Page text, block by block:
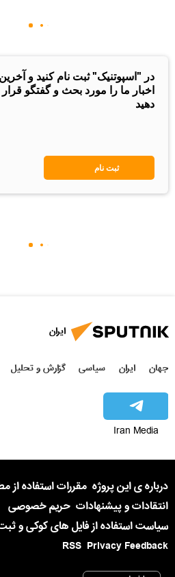
در "اسپوتنیک" ثبت نام کنید و آخرین
اخبار ما را مورد بحث و گفتگو قرار
دهید
ثبت نام
ایران
جهان ایران سیاسی گزارش و تحلیل
Iran Media
درباره ی این پروژه مقررات استفاده از
انتقادات و پیشنهادات حریم خصوصی
سیاست استفاده از فایل های کوکی و
Privacy Feedback
RSS